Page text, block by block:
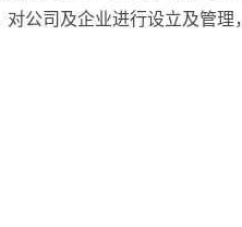
公司及企业进行设立及管理